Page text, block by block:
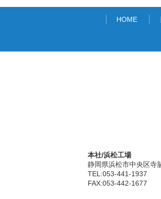
HOME
本社/浜松工場
静岡県浜松市中央区寺
TEL:053-441-1937
FAX:053-442-1677